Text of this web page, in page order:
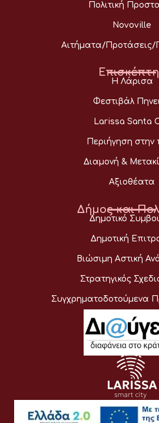
Πολιτική
Novoville
Αιτήματα/
Η Λάρισα
Φεστιβάλ
Larissa Santa
Περιήγηση στην
Διαμονή &
Αξιοθέατα
Δήμος και
Δημοτικό
Δημοτική
Βιώσιμη Αστική
Στρατηγικός
Συγχρηματοδοτούμενα